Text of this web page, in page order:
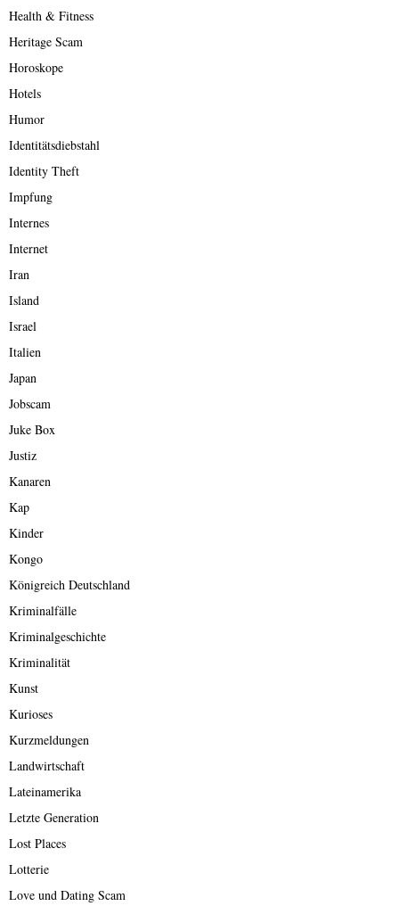
Health & Fitness
Heritage Scam
Horoskope
Hotels
Humor
Identitätsdiebstahl
Identity Theft
Impfung
Internes
Internet
Iran
Island
Israel
Italien
Japan
Jobscam
Juke Box
Justiz
Kanaren
Kap
Kinder
Kongo
Königreich Deutschland
Kriminalfälle
Kriminalgeschichte
Kriminalität
Kunst
Kurioses
Kurzmeldungen
Landwirtschaft
Lateinamerika
Letzte Generation
Lost Places
Lotterie
Love und Dating Scam